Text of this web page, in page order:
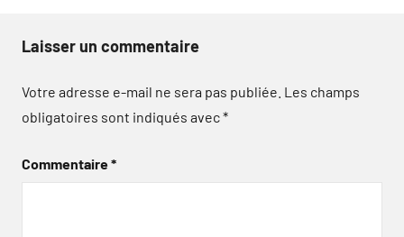
Laisser un commentaire
Votre adresse e-mail ne sera pas publiée. Les champs
obligatoires sont indiqués avec*
Commentaire*